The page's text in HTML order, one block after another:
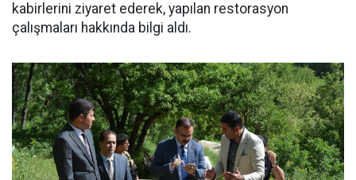
kabirlerini ziyaret ederek, yapılan restorasyon
çalışmaları hakkında bilgi aldı.